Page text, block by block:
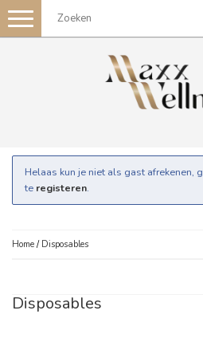
Toggle
navigation
Helaas kun je niet als gast afrekenen,
te registeren.
Home / Disposables
Disposables